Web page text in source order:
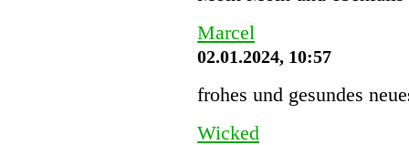
Marcel
02.01.2024, 10:57
frohes und gesundes
Wicked